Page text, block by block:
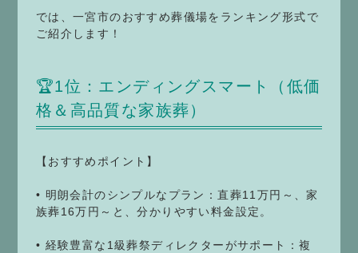
では、一宮市のおすすめ葬儀場をランキング形式で
ご紹介します！
🏆1位：エンディングスマート（低価
格＆高品質な家族葬）
【おすすめポイント】
• 明朗会計のシンプルなプラン：直葬11万円～、家
族葬16万円～と、分かりやすい料金設定。
• 経験豊富な1級葬祭ディレクターがサポート：複